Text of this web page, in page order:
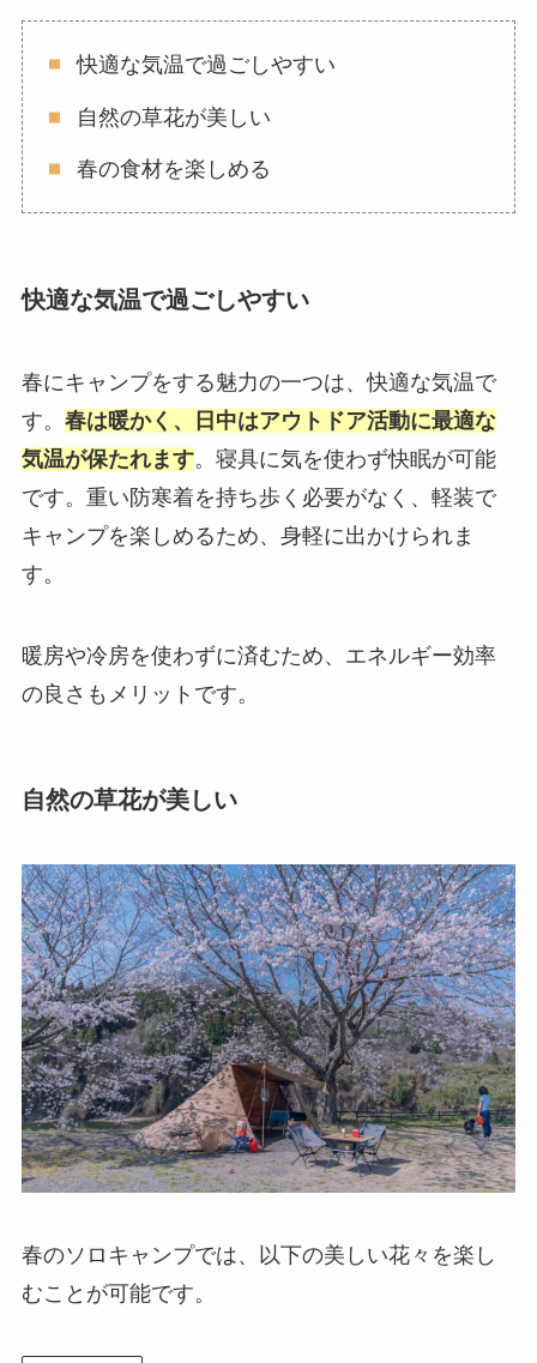
快適な気温で過ごしやすい
自然の草花が美しい
春の食材を楽しめる
快適な気温で過ごしやすい
春にキャンプをする魅力の一つは、快適な気温で
す。 春は暖かく、日中はアウトドア活動に最適な
気温が保たれます。寝具に気を使わず快眠が可能
です。重い防寒着を持ち歩く必要がなく、軽装で
キャンプを楽しめるため、身軽に出かけられま
す。
暖房や冷房を使わずに済むため、エネルギー効率
の良さもメリットです。
自然の草花が美しい
春のソロキャンプでは、以下の美しい花々を楽し
むことが可能です。